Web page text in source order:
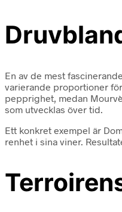
En av de mest
varierande proportioner
pepprighet, medan
som utvecklas över tid.
Ett konkret exempel är
renhet i sina viner.